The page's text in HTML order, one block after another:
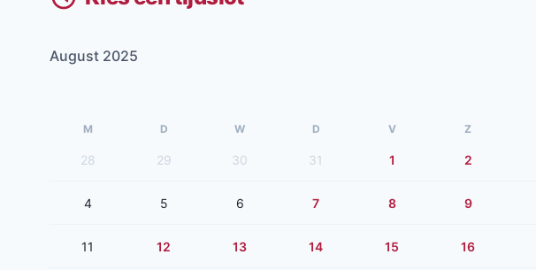
August 2025
M D W D V Z
28 29 30 31 1 2
4 5 6 7 8 9
11 12 13 14 15 16